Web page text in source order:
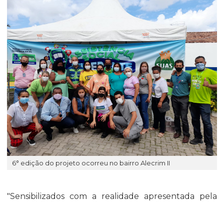
6° edição do projeto ocorreu no bairro Alecrim II
"Sensibilizados com a realidade apresentada pela